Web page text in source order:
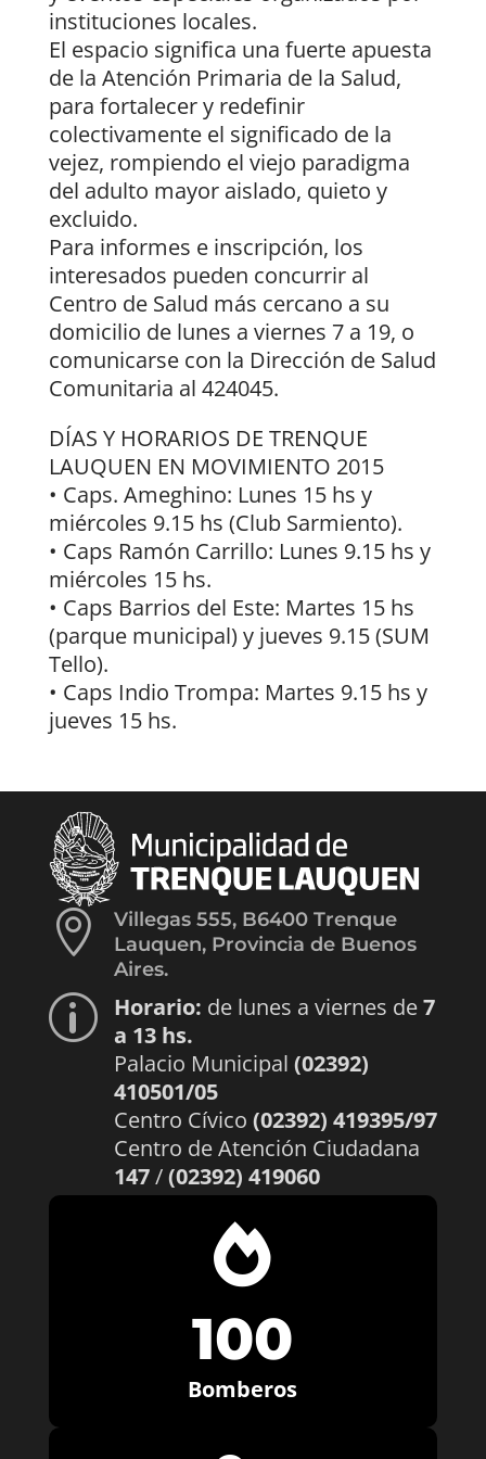
instituciones locales.
El espacio significa una fuerte apuesta
de la Atención Primaria de la Salud,
para fortalecer y redefinir
colectivamente el significado de la
vejez, rompiendo el viejo paradigma
del adulto mayor aislado, quieto y
excluido.
Para informes e inscripción, los
interesados pueden concurrir al
Centro de Salud más cercano a su
domicilio de lunes a viernes 7 a 19, o
comunicarse con la Dirección de Salud
Comunitaria al 424045.
DÍAS Y HORARIOS DE TRENQUE
LAUQUEN EN MOVIMIENTO 2015
• Caps. Ameghino: Lunes 15 hs y
miércoles 9.15 hs (Club Sarmiento).
• Caps Ramón Carrillo: Lunes 9.15 hs y
miércoles 15 hs.
• Caps Barrios del Este: Martes 15 hs
(parque municipal) y jueves 9.15 (SUM
Tello).
• Caps Indio Trompa: Martes 9.15 hs y
jueves 15 hs.

Villegas 555, B6400 Trenque
Lauquen, Provincia de Buenos
Aires.
p Horario: de lunes a viernes de7
a 13 hs.
Palacio Municipal (02392)
410501/05
Centro Cívico (02392) 419395/97
Centro de Atención Ciudadana
147/(02392) 419060

100
Bomberos